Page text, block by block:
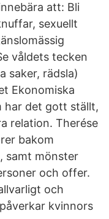
att: Bli
sexuellt
våldets tecken
saker, rädsla)
Ekonomiska
har det gott ställt,
relation. Therése
bakom
samt mönster
och offer.
och
kvinnors